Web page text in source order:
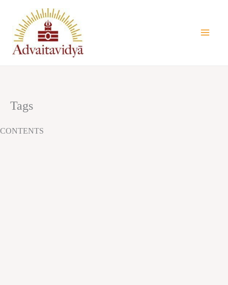
contenido
Tags
CONTENTS